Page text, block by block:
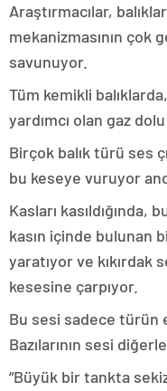
Araştırmacılar,
mekanizmasının çok
savunuyor.
Tüm kemikli
yardımcı olan gaz
Birçok balık türü ses
bu keseye vuruyor
Kasları kasıldığında,
kasın içinde bulunan
yaratıyor ve kıkırdak
kesesine çarpıyor.
Bu sesi sadece türün
Bazılarının sesi
“Büyük bir tankta